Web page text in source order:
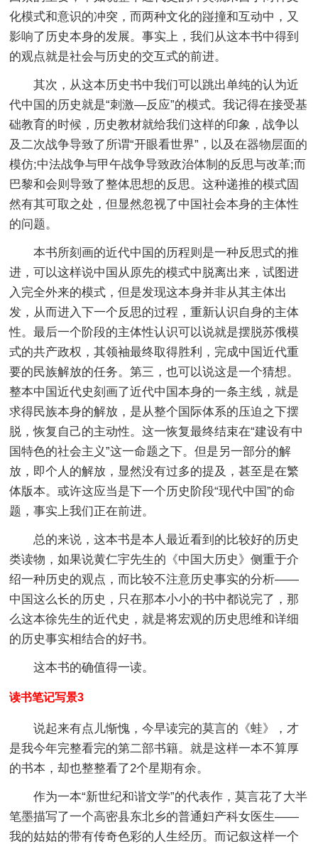
化模式和意识的冲突，而两种文化的踫撞和互动中，又
影响了历史本身的发展。事实上，我们从这本书中得到
的观点就是社会与历史的交互式的前进。
其次，从这本历史书中我们可以跳出单纯的认为近
代中国的历史就是“刺激—反应”的模式。我记得在接受基
础教育的时候，历史教材就给我们这样的印象，战争以
及二次战争导致了所谓“开眼看世界”，以及在器物层面的
模仿;中法战争与甲午战争导致政治体制的反思与改革;而
巴黎和会则导致了整体思想的反思。这种递推的模式固
然有其可取之处，但显然忽视了中国社会本身的主体性
的问题。
本书所刻画的近代中国的历程则是一种反思式的推
进，可以这样说中国从原先的模式中脱离出来，试图进
入完全外来的模式，但是发现这本身并非从其主体出
发，从而进入下一个反思的过程，重新认识自身的主体
性。最后一个阶段的主体性认识可以说就是摆脱苏俄模
式的共产政权，其领袖最终取得胜利，完成中国近代重
要的民族解放的任务。第三，也可以说这是一个猜想。
整本中国近代史刻画了近代中国本身的一条主线，就是
求得民族本身的解放，是从整个国际体系的压迫之下摆
脱，恢复自己的主动性。这一恢复最终结束在“建设有中
国特色的社会主义”这一命题之下。但是另一部分的解
放，即个人的解放，显然没有过多的提及，甚至是在繁
体版本。或许这应当是下一个历史阶段“现代中国”的命
题，事实上我们正在前进。
总的来说，这本书是本人最近看到的比较好的历史
类读物，如果说黄仁宇先生的《中国大历史》侧重于介
绍一种历史的观点，而比较不注意历史事实的分析——
中国这么长的历史，只在那本小小的书中都说完了，那
么这本徐先生的近代史，就是将宏观的历史思维和详细
的历史事实相结合的好书。
这本书的确值得一读。
读书笔记写景3
说起来有点儿惭愧，今早读完的莫言的《蛙》，才
是我今年完整看完的第二部书籍。就是这样一本不算厚
的书本，却也整整看了2个星期有余。
作为一本“新世纪和谐文学”的代表作，莫言花了大半
笔墨描写了一个高密县东北乡的普通妇产科女医生——
我的姑姑的带有传奇色彩的人生经历。而记叙这样一个